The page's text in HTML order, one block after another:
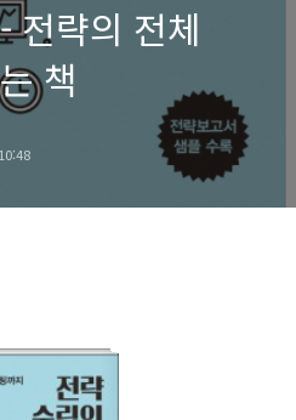
전략의 전체
책